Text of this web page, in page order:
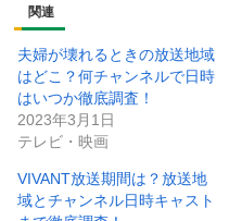
関連
夫婦が壊れるときの放送地域
はどこ？何チャンネルで日時
はいつか徹底調査！
2023年3月1日
テレビ・映画
VIVANT放送期間は？放送地
域とチャンネル日時キャスト